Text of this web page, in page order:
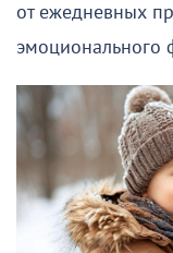
от ежедневных
эмоционального